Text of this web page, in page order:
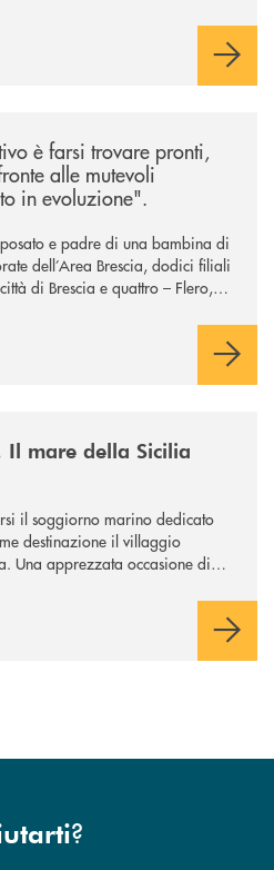
è farsi trovare pronti,
alle mutevoli
in evoluzione".
e padre di una bambina di
dell’Area Brescia, dodici filiali
di Brescia e quattro – Flero,
Il mare della Sicilia
il soggiorno marino dedicato
destinazione il villaggio
Una apprezzata occasione di
?